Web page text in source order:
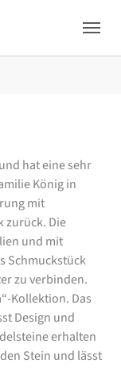
hat eine sehr
König in
mit
zurück. Die
und mit
Schmuckstück
zu verbinden.
Kollektion. Das
Design und
erhalten
Stein und lässt